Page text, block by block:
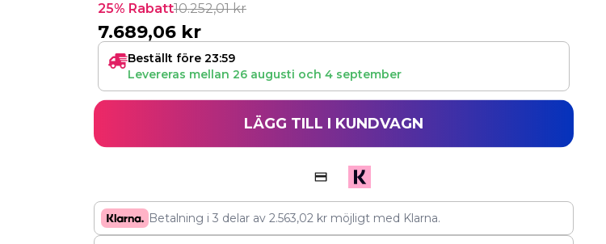
25% Rabatt10.252,01kr
7.689,06 kr
Beställt före 23:59
Levereras mellan 26 augusti och 4 september
LÄGG TILL I KUNDVAGN
Betalning i 3 delar av2.563,02 kr möjligt med Klarna.